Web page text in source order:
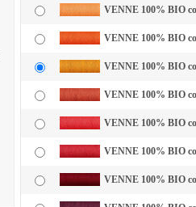
VENNE 100% BIO
VENNE 100% BIO
VENNE 100% BIO
VENNE 100% BIO
VENNE 100% BIO
VENNE 100% BIO
VENNE 100% BIO